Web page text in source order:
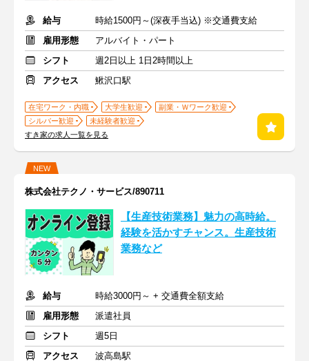
給与
時給1500円～(深夜手当込) ※交通費支給
雇用形態
アルバイト・パート
シフト
週2日以上 1日2時間以上
アクセス
鰍沢口駅
在宅ワーク・内職 大学生歓迎
副業・Ｗワーク歓迎
シルバー歓迎
未経験者歓迎
すき家の求人一覧を見る
NEW
株式会社テクノ・サービス/890711
【生産技術業務】魅力の高時給。
経験を活かすチャンス。生産技術
業務など
給与
時給3000円～ + 交通費全額支給
雇用形態
派遣社員
シフト
週5日
アクセス
波高島駅